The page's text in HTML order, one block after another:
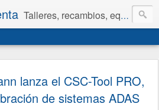
Talleres, recambios, equipamiento y neumáticos.
lanza el CSC-Tool PRO,
de sistemas ADAS